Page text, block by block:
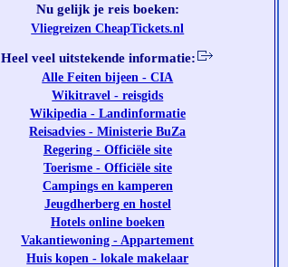
Nu gelijk je reis boeken:
Vliegreizen CheapTickets.nl
Heel veel uitstekende informatie:
Alle Feiten bijeen - CIA
Wikitravel - reisgids
Wikipedia - Landinformatie
Reisadvies - Ministerie BuZa
Regering - Officiële site
Toerisme - Officiële site
Campings en kamperen
Jeugdherberg en hostel
Hotels online boeken
Vakantiewoning - Appartement
Huis kopen - lokale makelaar